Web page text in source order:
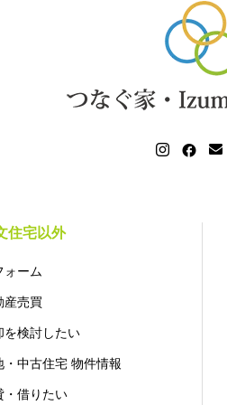
住宅以外
ォーム
産売買
を検討したい
・中古住宅 物件情報
・借りたい